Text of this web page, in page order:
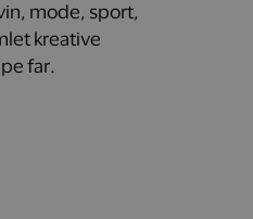
mode, sport,
kreative
far.